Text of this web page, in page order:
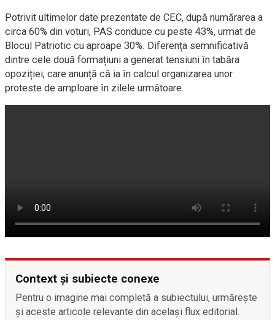
Potrivit ultimelor date prezentate de CEC, după numărarea a
circa 60% din voturi, PAS conduce cu peste 43%, urmat de
Blocul Patriotic cu aproape 30%. Diferența semnificativă
dintre cele două formațiuni a generat tensiuni în tabăra
opoziției, care anunță că ia în calcul organizarea unor
proteste de amploare în zilele următoare.
Context și subiecte conexe
Pentru o imagine mai completă a subiectului, urmărește
și aceste articole relevante din același flux editorial.